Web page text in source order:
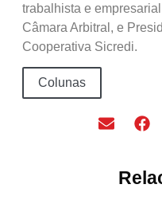
trabalhista e
Câmara Arbitral, e
Cooperativa Sicredi.
Colunas